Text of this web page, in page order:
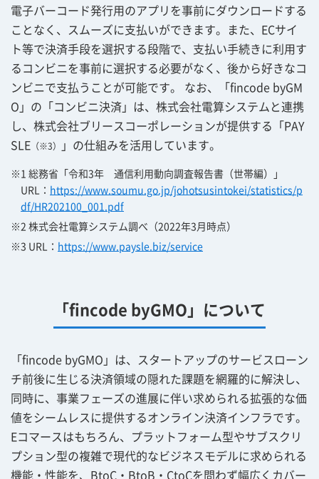
電子バーコード発行用のアプリを事前にダウンロードする
ことなく、スムーズに支払いができます。また、ECサイ
ト等で決済手段を選択する段階で、支払い手続きに利用す
るコンビニを事前に選択する必要がなく、後から好きなコ
ンビニで支払うことが可能です。 なお、「fincode byGM
O」の「コンビニ決済」は、株式会社電算システムと連携
し、株式会社ブリースコーポレーションが提供する「PAY
SLE （※3） 」の仕組みを活用しています。
※1 総務省「令和3年 通信利用動向調査報告書（世帯編）」
URL： https://www.soumu.go.jp/johotsusintokei/statistics/p
df/HR202100_001.pdf
※2 株式会社電算システム調べ（2022年3月時点）
※3 URL： https://www.paysle.biz/service
「fincode byGMO」について
「fincode byGMO」は、スタートアップのサービスローン
チ前後に生じる決済領域の隠れた課題を網羅的に解決し、
同時に、事業フェーズの進展に伴い求められる拡張的な価
値をシームレスに提供するオンライン決済インフラです。
Eコマースはもちろん、プラットフォーム型やサブスクリ
プション型の複雑で現代的なビジネスモデルに求められる
機能・性能を、BtoC・BtoB・CtoCを問わず幅広くカバー